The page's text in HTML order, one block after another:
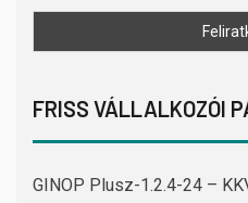
FRISS VÁLLALKOZÓI
GINOP Plusz-1.2.4-24 –